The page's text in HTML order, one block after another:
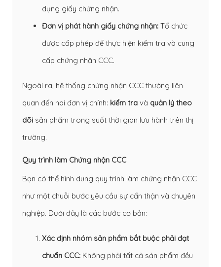
dụng giấy chứng nhận.
Đơn vị phát hành giấy chứng nhận: Tổ chức
được cấp phép để thực hiện kiểm tra và cung
cấp chứng nhận CCC.
Ngoài ra, hệ thống chứng nhận CCC thường liên
quan đến hai đơn vị chính: kiểm tra và quản lý theo
dõi sản phẩm trong suốt thời gian lưu hành trên thị
trường.
Quy trình làm Chứng nhận CCC
Bạn có thể hình dung quy trình làm chứng nhận CCC
như một chuỗi bước yêu cầu sự cẩn thận và chuyên
nghiệp. Dưới đây là các bước cơ bản:
Xác định nhóm sản phẩm bắt buộc phải đạt
chuẩn CCC: Không phải tất cả sản phẩm đều